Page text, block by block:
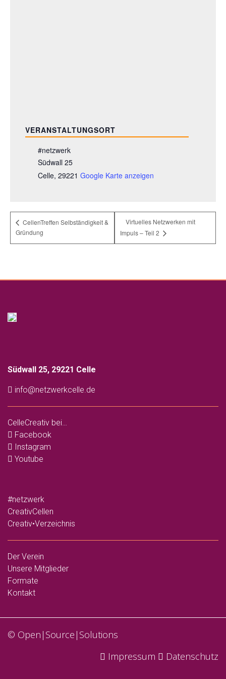
VERANSTALTUNGSORT
#netzwerk
Südwall 25
Celle, 29221 Google Karte anzeigen
CellenTreffen Selbständigkeit &
Gründung
Virtuelles Netzwerken mit
Impuls – Teil 2
Südwall 25, 29221 Celle
info@netzwerkcelle.de
CelleCreativ bei…
Facebook
Instagram
Youtube
#netzwerk
CreativCellen
Creativ•Verzeichnis
Der Verein
Unsere Mitglieder
Formate
Kontakt
© Open|Source|Solutions
Impressum
Datenschutz